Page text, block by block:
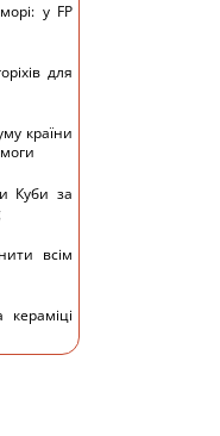
у FP
для
країни
Куби за
всім